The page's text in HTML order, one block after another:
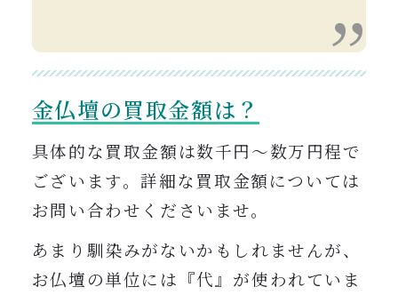
金仏壇の買取金額は？
具体的な買取金額は数千円〜数万円程で
ございます。詳細な買取金額については
お問い合わせくださいませ。
あまり馴染みがないかもしれませんが、
お仏壇の単位には『代』が使われていま